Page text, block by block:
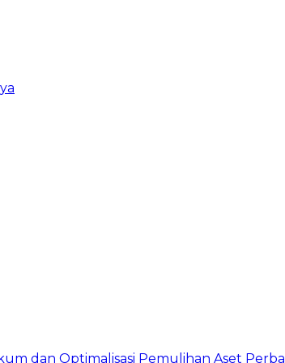
dan Optimalisasi Pemulihan Aset